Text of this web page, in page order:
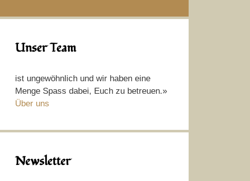
Unser Team
ist ungewöhnlich und wir haben eine
Menge Spass dabei, Euch zu betreuen.»
Über uns
Newsletter